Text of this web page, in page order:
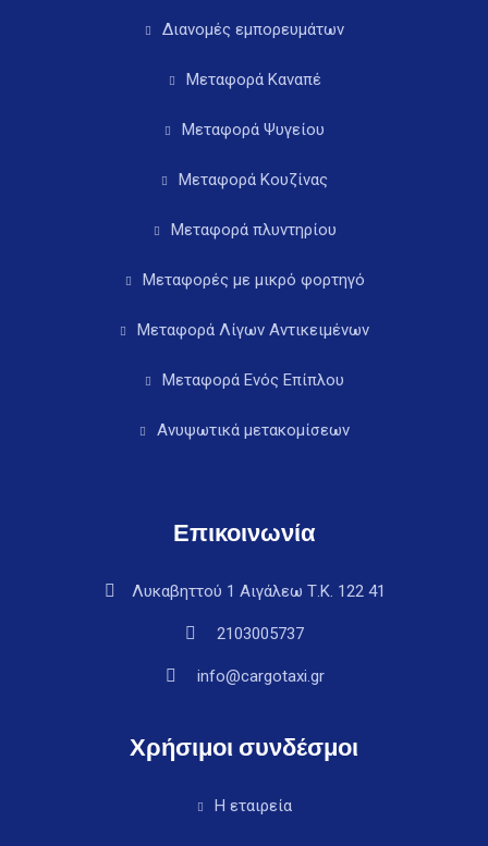
Διανομές εμπορευμάτων
Μεταφορά Καναπέ
Μεταφορά Ψυγείου
Μεταφορά Κουζίνας
Μεταφορά πλυντηρίου
Μεταφορές με μικρό φορτηγό
Μεταφορά Λίγων Αντικειμένων
Μεταφορά Ενός Επίπλου
Ανυψωτικά μετακομίσεων
Επικοινωνία
Λυκαβηττού 1 Αιγάλεω Τ.Κ. 122 41
2103005737
info@cargotaxi.gr
Χρήσιμοι συνδέσμοι
Η εταιρεία